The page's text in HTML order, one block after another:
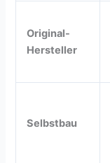
Original-
Hersteller
Selbstbau